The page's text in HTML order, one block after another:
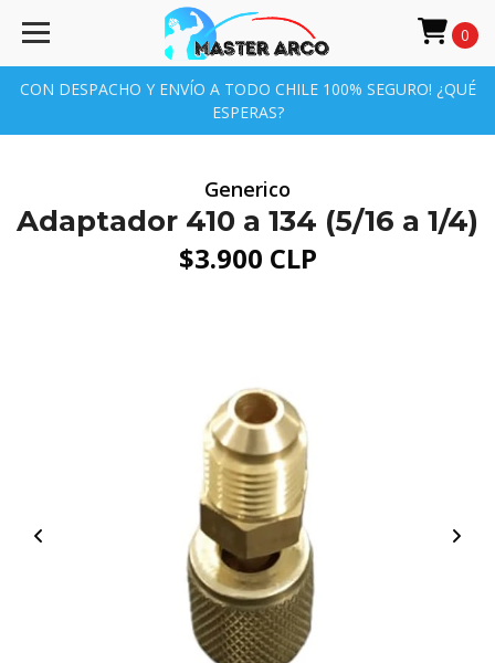
CON DESPACHO Y ENVÍO A TODO CHILE 100% SEGURO! ¿QUÉ
ESPERAS?
0
Generico
Adaptador 410 a 134 (5/16 a 1/4)
$3.900 CLP